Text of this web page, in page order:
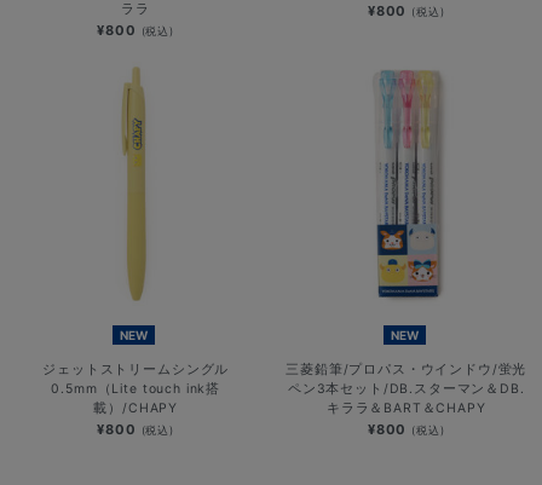
ララ
¥800 (税込)
¥800 (税込)
NEW
ジェットストリームシングル
0.5mm（Lite touch ink搭
載）/CHAPY
¥800 (税込)
NEW
三菱鉛筆/プロパス・ウインドウ/蛍光
ペン3本セット/DB.スターマン＆DB.
キララ＆BART＆CHAPY
¥800 (税込)